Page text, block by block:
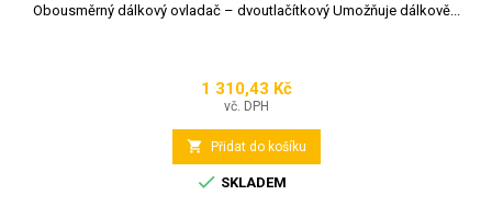
Obousměrný dálkový ovladač – dvoutlačítkový Umožňuje dálkově...
Cena
1 310,43 Kč
vč. DPH
 Přidat do košíku
 SKLADEM